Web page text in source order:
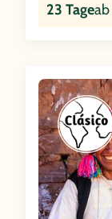
23 Tageab